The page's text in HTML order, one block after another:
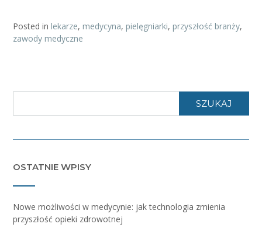
Posted in lekarze, medycyna, pielęgniarki, przyszłość branży,
zawody medyczne
SZUKAJ
OSTATNIE WPISY
Nowe możliwości w medycynie: jak technologia zmienia
przyszłość opieki zdrowotnej